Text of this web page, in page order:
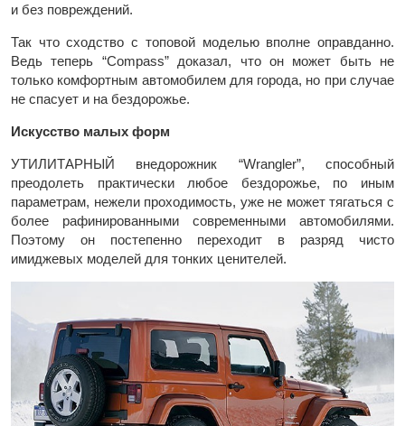
и без повреждений.
Так что сходство с топовой моделью вполне оправданно.
Ведь теперь “Compass” доказал, что он может быть не
только комфортным автомобилем для города, но при случае
не спасует и на бездорожье.
Искусство малых форм
УТИЛИТАРНЫЙ внедорожник “Wrangler”, способный
преодолеть практически любое бездорожье, по иным
параметрам, нежели проходимость, уже не может тягаться с
более рафинированными современными автомобилями.
Поэтому он постепенно переходит в разряд чисто
имиджевых моделей для тонких ценителей.